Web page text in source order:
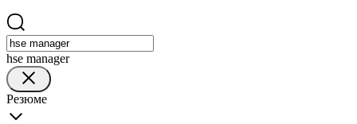
hse manager
Резюме